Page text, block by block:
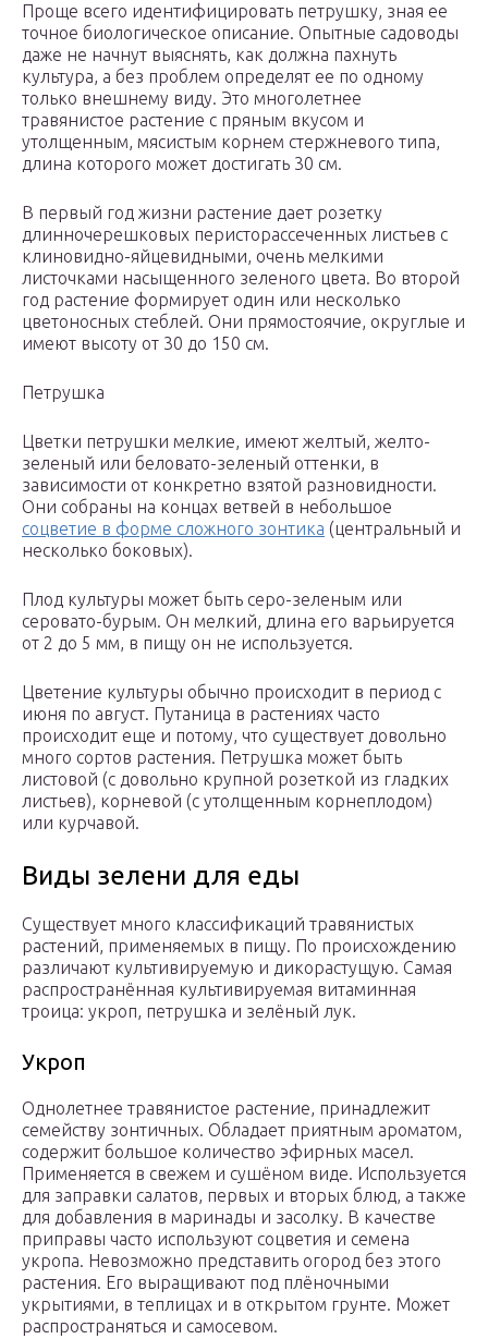
Проще всего идентифицировать петрушку, зная ее
точное биологическое описание. Опытные садоводы
даже не начнут выяснять, как должна пахнуть
культура, а без проблем определят ее по одному
только внешнему виду. Это многолетнее
травянистое растение с пряным вкусом и
утолщенным, мясистым корнем стержневого типа,
длина которого может достигать 30 см.
В первый год жизни растение дает розетку
длинночерешковых перисторассеченных листьев с
клиновидно-яйцевидными, очень мелкими
листочками насыщенного зеленого цвета. Во второй
год растение формирует один или несколько
цветоносных стеблей. Они прямостоячие, округлые и
имеют высоту от 30 до 150 см.
Петрушка
Цветки петрушки мелкие, имеют желтый, желто-
зеленый или беловато-зеленый оттенки, в
зависимости от конкретно взятой разновидности.
Они собраны на концах ветвей в небольшое
соцветие в форме сложного зонтика (центральный и
несколько боковых).
Плод культуры может быть серо-зеленым или
серовато-бурым. Он мелкий, длина его варьируется
от 2 до 5 мм, в пищу он не используется.
Цветение культуры обычно происходит в период с
июня по август. Путаница в растениях часто
происходит еще и потому, что существует довольно
много сортов растения. Петрушка может быть
листовой (с довольно крупной розеткой из гладких
листьев), корневой (с утолщенным корнеплодом)
или курчавой.
Виды зелени для еды
Существует много классификаций травянистых
растений, применяемых в пищу. По происхождению
различают культивируемую и дикорастущую. Самая
распространённая культивируемая витаминная
троица: укроп, петрушка и зелёный лук.
Укроп
Однолетнее травянистое растение, принадлежит
семейству зонтичных. Обладает приятным ароматом,
содержит большое количество эфирных масел.
Применяется в свежем и сушёном виде. Используется
для заправки салатов, первых и вторых блюд, а также
для добавления в маринады и засолку. В качестве
приправы часто используют соцветия и семена
укропа. Невозможно представить огород без этого
растения. Его выращивают под плёночными
укрытиями, в теплицах и в открытом грунте. Может
распространяться и самосевом.